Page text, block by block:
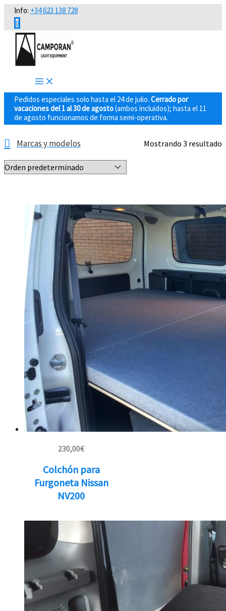
contenido
Info: +34 623 138 728
0
Pedidos especiales solo hasta el 24 de julio. Cerrado por
vacaciones del 1 al 30 de agosto(ambos incluidos); hasta el 11
de agosto funcionamos de forma semi-operativa.
Marcas y modelos Mostrando 3 resultado
230,00€
Colchón para
Furgoneta Nissan
NV200